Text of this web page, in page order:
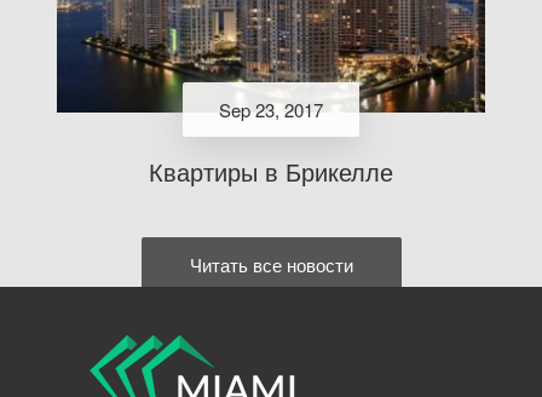
Sep 23, 2017
Квартиры в Брикелле
Читать все новости